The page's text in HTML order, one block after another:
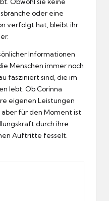
Obwohl sie keine
oder eine
verfolgt hat, bleibt ihr
Informationen
Menschen immer noch
fasziniert sind, die im
lebt. Ob Corinna
eigenen Leistungen
für den Moment ist
durch ihre
Auftritte fesselt.